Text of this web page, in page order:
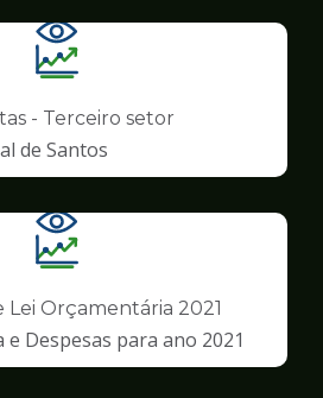
Ilustração
da
pagina
de
Transparência
- Terceiro setor
de Santos
Ilustração
da
pagina
Transparência
Lei Orçamentária 2021
e Despesas para ano 2021